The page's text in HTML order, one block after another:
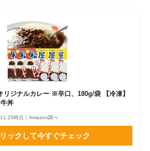
リジナルカレー ※辛口、180g/袋 【冷凍】
丼
時点｜Amazon調べ
ックして今すぐチェック